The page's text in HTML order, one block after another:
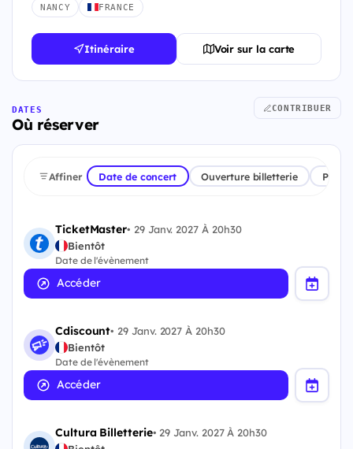
NANCY FRANCE
Itinéraire Voir sur la carte
DATES
Où réserver
CONTRIBUER
Affiner Date de concert Ouverture billetterie
TicketMaster• 29 Janv. 2027 À 20h30
Bientôt
Date de l'évènement
Accéder
Cdiscount• 29 Janv. 2027 À 20h30
Bientôt
Date de l'évènement
Accéder
Cultura Billetterie• 29 Janv. 2027 À 20h30